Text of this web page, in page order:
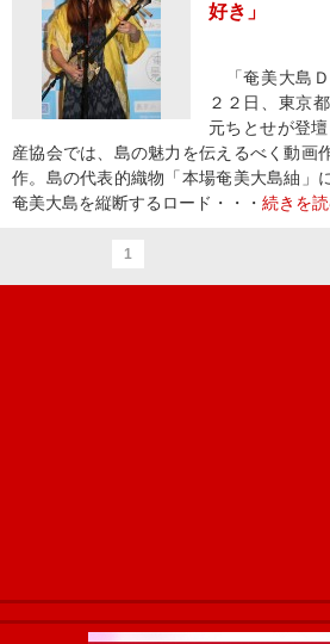
好き」
「奄美大島
２２日、東京
元ちとせが登
産協会では、島の魅力を伝えるべく動画
作。島の代表的織物「本場奄美大島紬」
奄美大島を縦断するロード・・・ 続きを
1